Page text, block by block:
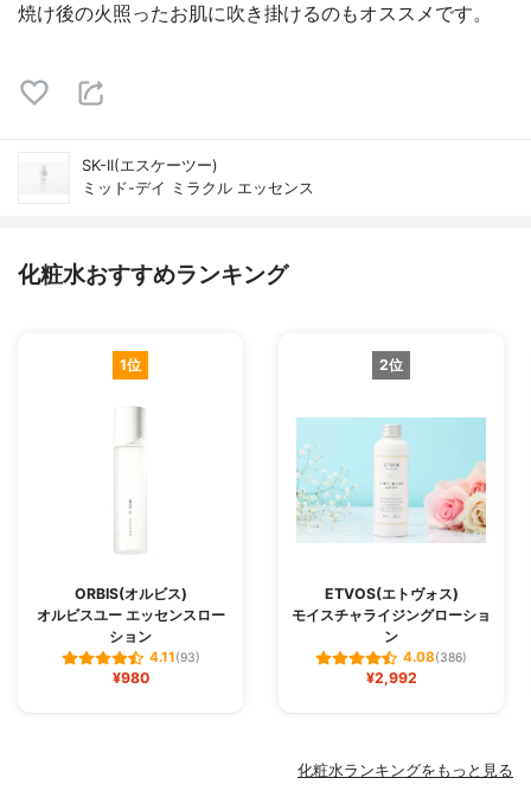
焼け後の火照ったお肌に吹き掛けるのもオススメです。
SK-II(エスケーツー)
ミッド-デイ ミラクル エッセンス
化粧水おすすめランキング
1位
ORBIS(オルビス)
オルビスユー エッセンスロー
ション
4.11(93)
¥980
2位
ETVOS(エトヴォス)
モイスチャライジングローショ
ン
4.08(386)
¥2,992
化粧水ランキングをもっと見る